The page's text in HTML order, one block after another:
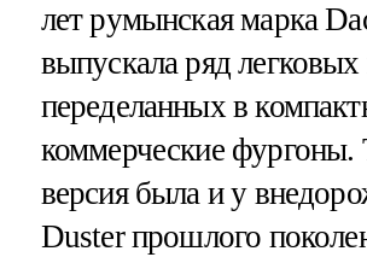
лет румынская марка
выпускала ряд
переделанных в
коммерческие фургоны.
версия была и у
Duster прошлого